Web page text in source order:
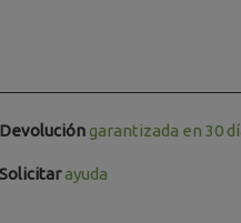
Devolucióngarantizada en 30
Solicitarayuda